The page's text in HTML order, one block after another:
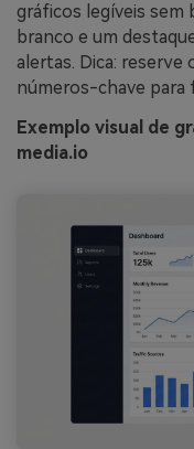
gráficos legíveis sem
branco e um
alertas. Dica:
números-chave para
Exemplo visual de
media.io